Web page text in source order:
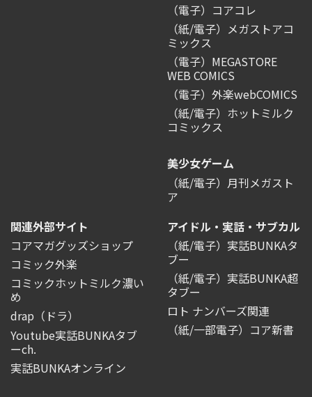
（電子）コアコレ
（紙/電子）メガストアコ
ミックス
（電子）MEGASTORE
WEB COMICS
（電子）外楽webCOMICS
（紙/電子）ホットミルク
コミックス
美少女ゲーム
（紙/電子）月刊メガスト
ア
関連外部サイト
コアマガグッズショップ
コミック外楽
コミックホットミルク濃い
め
drap（ドラ）
Youtube実話BUNKAタブ
ーch.
実話BUNKAオンライン
アイドル・実話・サブカル
（紙/電子）実話BUNKAタ
ブー
（紙/電子）実話BUNKA超
タブー
ロト ナンバーズ関連
（紙/一部電子）コア新書